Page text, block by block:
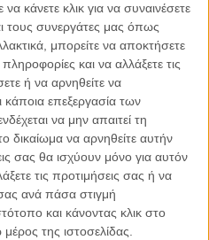
κάνετε κλικ για να συναινέσετε
τους συνεργάτες μας όπως
μπορείτε να αποκτήσετε
και να αλλάξετε τις
ή να αρνηθείτε να
επεξεργασία των
να μην απαιτεί τη
δικαίωμα να αρνηθείτε αυτήν
σας θα ισχύουν μόνο για αυτόν
τις προτιμήσεις σας ή να
ανά πάσα στιγμή
και κάνοντας κλικ στο
της ιστοσελίδας.
του Παγόβουνου
που βράζει
ή άγουροι
– Άρθρο – παρέμβαση
του Γιάννη Πανούση